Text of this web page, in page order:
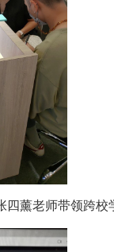
薰老师带领跨校